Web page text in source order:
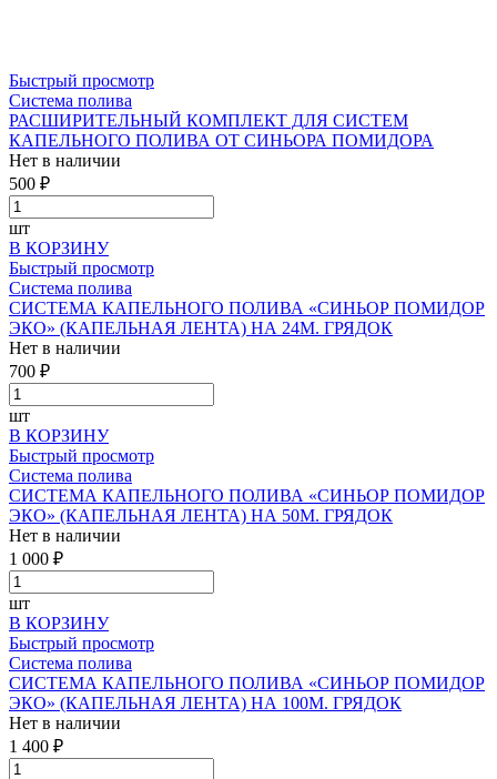
Быстрый просмотр
Система полива
РАСШИРИТЕЛЬНЫЙ КОМПЛЕКТ ДЛЯ СИСТЕМ
КАПЕЛЬНОГО ПОЛИВА ОТ СИНЬОРА ПОМИДОРА
Нет в наличии
500 ₽
шт
В КОРЗИНУ
Быстрый просмотр
Система полива
СИСТЕМА КАПЕЛЬНОГО ПОЛИВА «СИНЬОР ПОМИДОР
ЭКО» (КАПЕЛЬНАЯ ЛЕНТА) НА 24М. ГРЯДОК
Нет в наличии
700 ₽
шт
В КОРЗИНУ
Быстрый просмотр
Система полива
СИСТЕМА КАПЕЛЬНОГО ПОЛИВА «СИНЬОР ПОМИДОР
ЭКО» (КАПЕЛЬНАЯ ЛЕНТА) НА 50М. ГРЯДОК
Нет в наличии
1 000 ₽
шт
В КОРЗИНУ
Быстрый просмотр
Система полива
СИСТЕМА КАПЕЛЬНОГО ПОЛИВА «СИНЬОР ПОМИДОР
ЭКО» (КАПЕЛЬНАЯ ЛЕНТА) НА 100М. ГРЯДОК
Нет в наличии
1 400 ₽